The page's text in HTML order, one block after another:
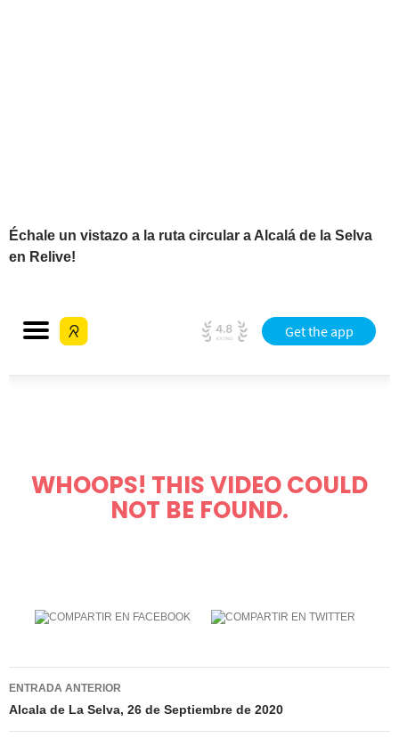
Échale un vistazo a la ruta circular a Alcalá de la Selva
en Relive!
Navegación
de
ENTRADA ANTERIOR
Alcala de La Selva, 26 de Septiembre de 2020